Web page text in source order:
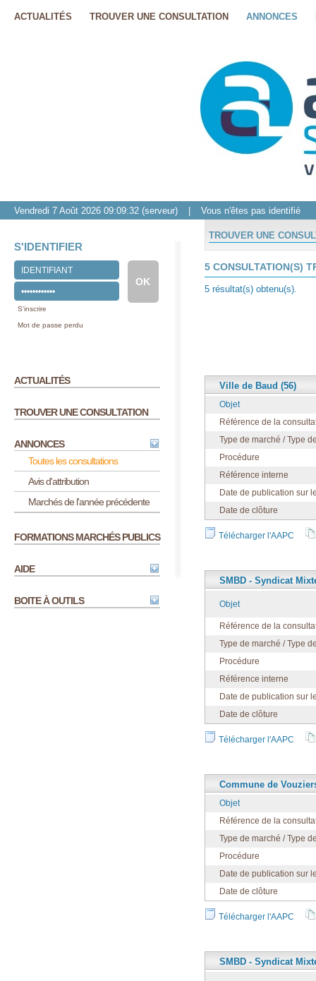
ACTUALITÉS TROUVER UNE CONSULTATION ANNONCES
Vendredi 7 Août 2026 09:09:32 (serveur) Vous n'êtes pas identifié
S'IDENTIFIER
S'inscrire
Mot de passe perdu
ACTUALITÉS
TROUVER UNE CONSULTATION
ANNONCES
Toutes les consultations
Avis d'attribution
Marchés de l'année précédente
FORMATIONS MARCHÉS PUBLICS
AIDE
BOITE À OUTILS
TROUVER UNE
5 CONSULTATION(S)
5 résultat(s) obtenu(s).
Ville de Baud (56)
Objet
Référence de la
Type de marché / Type
Procédure
Référence interne
Date de publication sur
Date de clôture
Télécharger l'AAPC
SMBD - Syndicat
Objet
Référence de la
Type de marché / Type
Procédure
Référence interne
Date de publication sur
Date de clôture
Télécharger l'AAPC
Commune de
Objet
Référence de la
Type de marché / Type
Procédure
Date de publication sur
Date de clôture
Télécharger l'AAPC
SMBD - Syndicat